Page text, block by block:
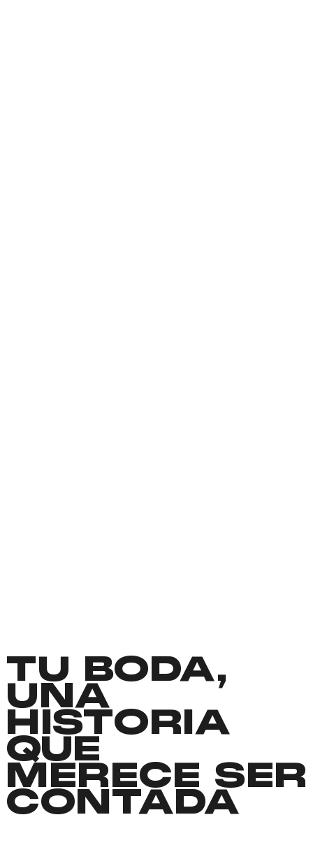
TU BODA,
UNA
HISTORIA
QUE
MERECE SER
CONTADA